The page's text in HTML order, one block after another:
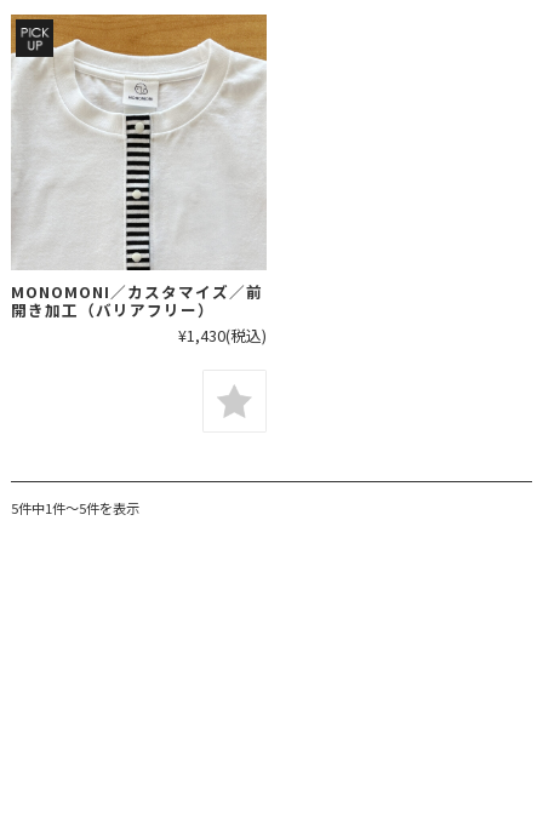
MONOMONI／カスタマイズ／前
開き加工（バリアフリー）
¥1,430(税込)
5件中1件～5件を表示